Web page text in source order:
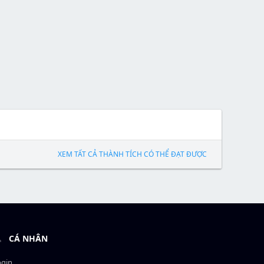
XEM TẤT CẢ THÀNH TÍCH CÓ THỂ ĐẠT ĐƯỢC
CÁ NHÂN